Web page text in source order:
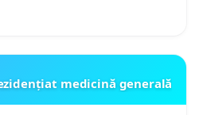
medicină generală